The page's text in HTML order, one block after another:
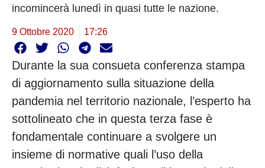
incomincerà lunedì in quasi tutte le nazione.
9 Ottobre 2020 17:26
Durante la sua consueta conferenza stampa
di aggiornamento sulla situazione della
pandemia nel territorio nazionale, l’esperto ha
sottolineato che in questa terza fase è
fondamentale continuare a svolgere un
insieme di normative quali l’uso della